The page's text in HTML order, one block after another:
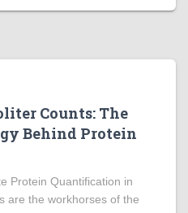
Counts: The
Behind Protein
Protein Quantification in
are the workhorses of the